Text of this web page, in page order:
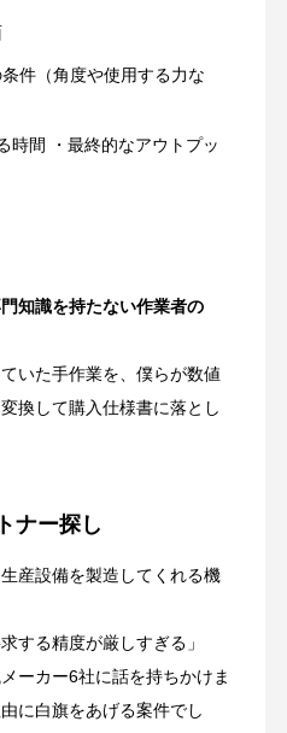
件（角度や使用する力な
時間 ・最終的なアウトプッ
知識を持たない作業者の
いた手作業を、僕らが数値
換して購入仕様書に落とし
ナー探し
産設備を製造してくれる機
する精度が厳しすぎる」
ーカー6社に話を持ちかけま
に白旗をあげる案件でし